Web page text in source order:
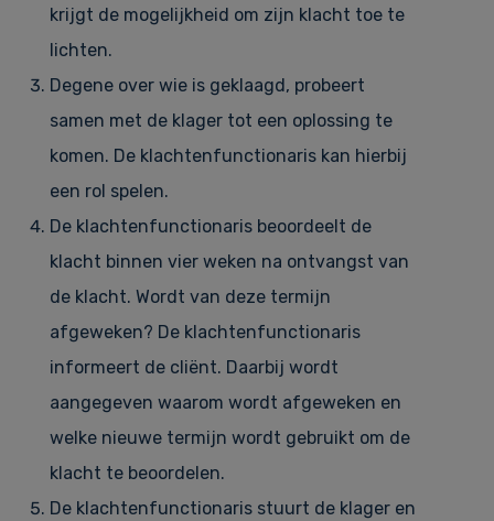
krijgt de mogelijkheid om zijn klacht toe te
lichten.
Degene over wie is geklaagd, probeert
samen met de klager tot een oplossing te
komen. De klachtenfunctionaris kan hierbij
een rol spelen.
De klachtenfunctionaris beoordeelt de
klacht binnen vier weken na ontvangst van
de klacht. Wordt van deze termijn
afgeweken? De klachtenfunctionaris
informeert de cliënt. Daarbij wordt
aangegeven waarom wordt afgeweken en
welke nieuwe termijn wordt gebruikt om de
klacht te beoordelen.
De klachtenfunctionaris stuurt de klager en